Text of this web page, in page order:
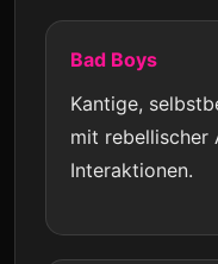
Bad Boys
Kantige,
mit rebellischer
Interaktionen.